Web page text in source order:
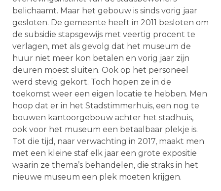
belichaamt. Maar het gebouw is sinds vorig jaar
gesloten. De gemeente heeft in 2011 besloten om
de subsidie stapsgewijs met veertig procent te
verlagen, met als gevolg dat het museum de
huur niet meer kon betalen en vorig jaar zijn
deuren moest sluiten. Ook op het personeel
werd stevig gekort. Toch hopen ze in de
toekomst weer een eigen locatie te hebben. Men
hoop dat er in het Stadstimmerhuis, een nog te
bouwen kantoorgebouw achter het stadhuis,
ook voor het museum een betaalbaar plekje is.
Tot die tijd, naar verwachting in 2017, maakt men
met een kleine staf elk jaar een grote expositie
waarin ze thema’s behandelen, die straks in het
nieuwe museum een plek moeten krijgen.